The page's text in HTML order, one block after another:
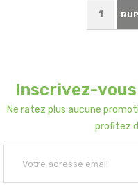
Inscrivez-
Ne ratez plus aucune
profitez